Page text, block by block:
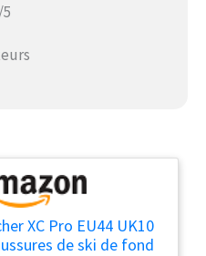
XC Pro EU44 UK10
de ski de fond